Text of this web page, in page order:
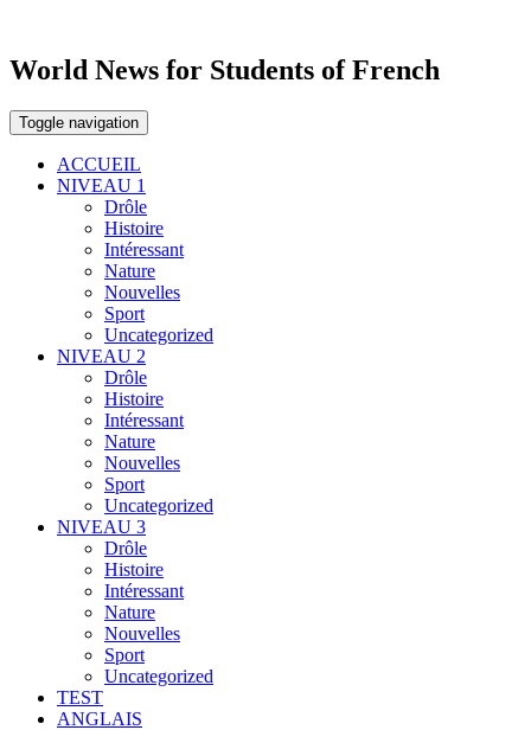
World News for Students of French
Toggle navigation
ACCUEIL
NIVEAU 1
Drôle
Histoire
Intéressant
Nature
Nouvelles
Sport
Uncategorized
NIVEAU 2
Drôle
Histoire
Intéressant
Nature
Nouvelles
Sport
Uncategorized
NIVEAU 3
Drôle
Histoire
Intéressant
Nature
Nouvelles
Sport
Uncategorized
TEST
ANGLAIS